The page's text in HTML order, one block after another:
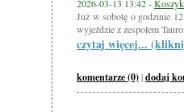
2026-03-13 13:42 -
Już w sobotę o godzinie
wyjeździe z zespołem
czytaj więcej...
komentarze (0)|dodaj